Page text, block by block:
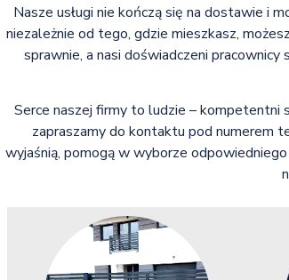
Nasze usługi nie kończą się na dostawie i
niezależnie od tego, gdzie mieszkasz,
sprawnie, a nasi doświadczeni
Serce naszej firmy to ludzie – kompetentni
zapraszamy do kontaktu pod numerem
wyjaśnią, pomogą w wyborze